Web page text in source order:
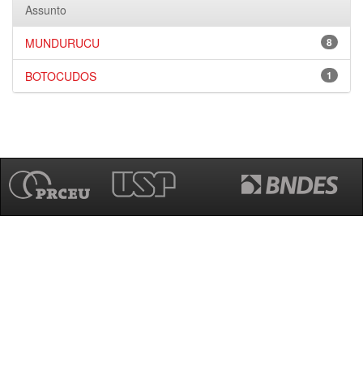
Assunto
8
MUNDURUCU
1
BOTOCUDOS